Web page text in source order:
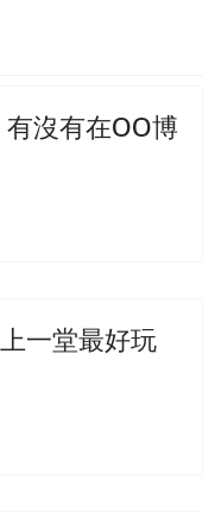
有沒有在OO博
一堂最好玩